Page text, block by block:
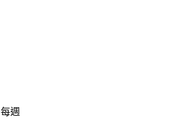
每週